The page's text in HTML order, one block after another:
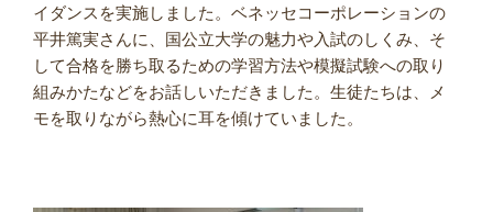
イダンスを実施しました。ベネッセコーポレーションの
平井篤実さんに、国公立大学の魅力や入試のしくみ、そ
して合格を勝ち取るための学習方法や模擬試験への取り
組みかたなどをお話しいただきました。生徒たちは、メ
モを取りながら熱心に耳を傾けていました。